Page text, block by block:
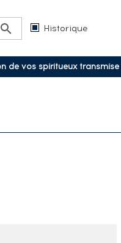
Historique
vos spiritueux transmise